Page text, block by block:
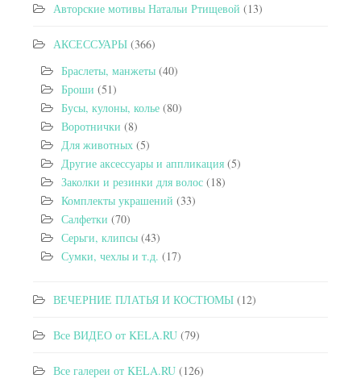
Авторские мотивы Натальи Ртищевой (13)
АКСЕССУАРЫ (366)
Браслеты, манжеты (40)
Броши (51)
Бусы, кулоны, колье (80)
Воротнички (8)
Для животных (5)
Другие аксессуары и аппликация (5)
Заколки и резинки для волос (18)
Комплекты украшений (33)
Салфетки (70)
Серьги, клипсы (43)
Сумки, чехлы и т.д. (17)
ВЕЧЕРНИЕ ПЛАТЬЯ И КОСТЮМЫ (12)
Все ВИДЕО от KELA.RU (79)
Все галереи от KELA.RU (126)